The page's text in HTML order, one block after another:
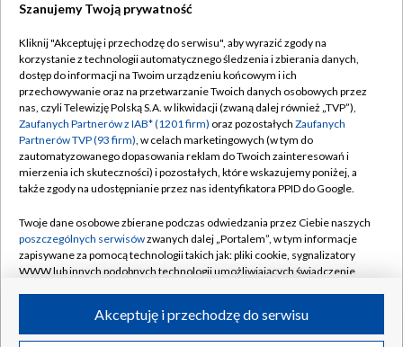
TVP
Abonament TVP
Emisja w TVP
Centrum informacji TVP
Naziemna Telewizja Cyfrowa
Rada Programowa
System NOS
Informacje o nadawcy
Program dla prasy
Regulamin TVP
Polityka prywatności
Moje zgody
Pomoc
Kontakt
Kanały
©2026 Telewizja Polska S.A. w likwidacji
Szanujemy Twoją prywatność
Kliknij "Akceptuję i przechodzę do serwisu", aby wyrazić zgody na
korzystanie z technologii automatycznego śledzenia i zbierania danych,
dostęp do informacji na Twoim urządzeniu końcowym i ich
przechowywanie oraz na przetwarzanie Twoich danych osobowych przez
nas, czyli Telewizję Polską S.A. w likwidacji (zwaną dalej również „TVP”),
Zaufanych Partnerów z IAB* (1201 firm) oraz pozostałych Zaufanych
Partnerów TVP (93 firm), w celach marketingowych (w tym do
zautomatyzowanego dopasowania reklam do Twoich zainteresowań i
mierzenia ich skuteczności) i pozostałych, które wskazujemy poniżej, a
także zgody na udostępnianie przez nas identyfikatora PPID do Google.
Twoje dane osobowe zbierane podczas odwiedzania przez Ciebie naszych
poszczególnych serwisówzwanych dalej „Portalem”, w tym informacje
zapisywane za pomocą technologii takich jak: pliki cookie, sygnalizatory
WWW lub innych podobnych technologii umożliwiających świadczenie
ruchu w Internecie.Akceptuję i przechodzę do serwisu